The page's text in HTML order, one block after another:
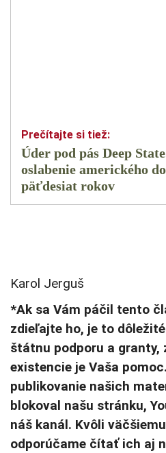
Úder pod pás Deep
oslabenie amerického
päťdesiat rokov
Karol Jerguš
*Ak sa Vám páčil tento
zdieľajte ho, je to
štátnu podporu a granty,
existencie je Vaša
publikovanie našich
blokoval našu stránku,
náš kanál. Kvôli
odporúčame čítať ich aj